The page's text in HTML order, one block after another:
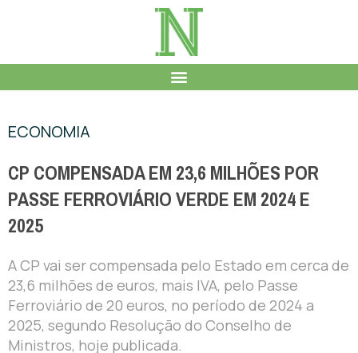
ECONOMIA
CP COMPENSADA EM 23,6 MILHÕES POR
PASSE FERROVIÁRIO VERDE EM 2024 E
2025
A CP vai ser compensada pelo Estado em cerca de
23,6 milhões de euros, mais IVA, pelo Passe
Ferroviário de 20 euros, no período de 2024 a
2025, segundo Resolução do Conselho de
Ministros, hoje publicada.